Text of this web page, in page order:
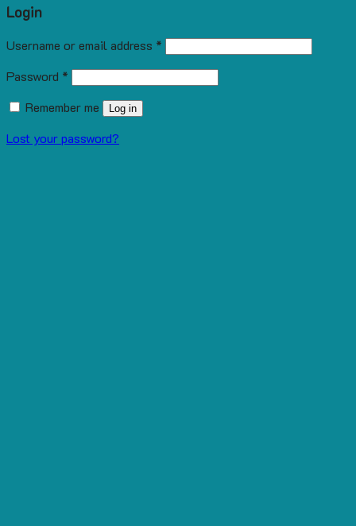
Login
Username or email address *
Password *
Remember me
Log in
Lost your password?